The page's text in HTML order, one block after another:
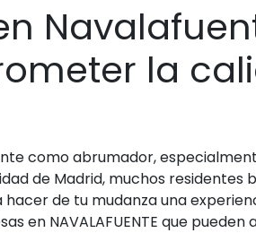
la
como abrumador,
de Madrid, muchos
de tu mudanza una
en NAVALAFUENTE que pueden